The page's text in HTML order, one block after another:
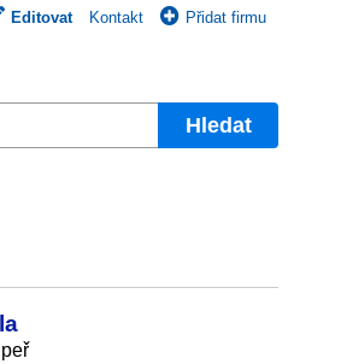
Editovat Kontakt Přidat firmu
Hledat